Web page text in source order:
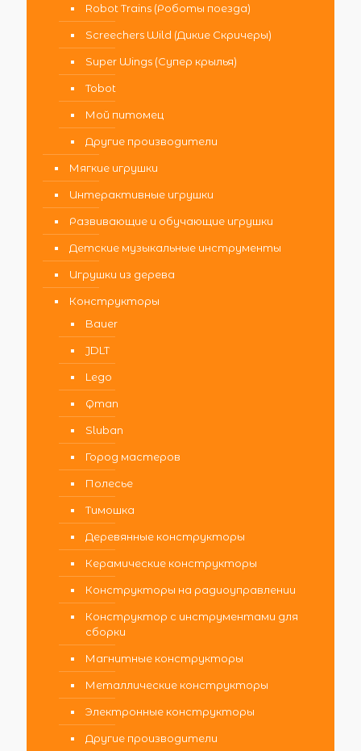
Robot Trains (Роботы поезда)
Screechers Wild (Дикие Скричеры)
Super Wings (Супер крылья)
Tobot
Мой питомец
Другие производители
Мягкие игрушки
Интерактивные игрушки
Развивающие и обучающие игрушки
Детские музыкальные инструменты
Игрушки из дерева
Конструкторы
Bauer
JDLT
Lego
Qman
Sluban
Город мастеров
Полесье
Тимошка
Деревянные конструкторы
Керамические конструкторы
Конструкторы на радиоуправлении
Конструктор с инструментами для
сборки
Магнитные конструкторы
Металлические конструкторы
Электронные конструкторы
Другие производители